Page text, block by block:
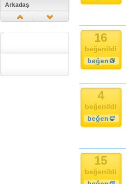
Arkadaş
Din
Zaman
16
beğenildi
beğen
4
beğenildi
beğen
15
beğenildi